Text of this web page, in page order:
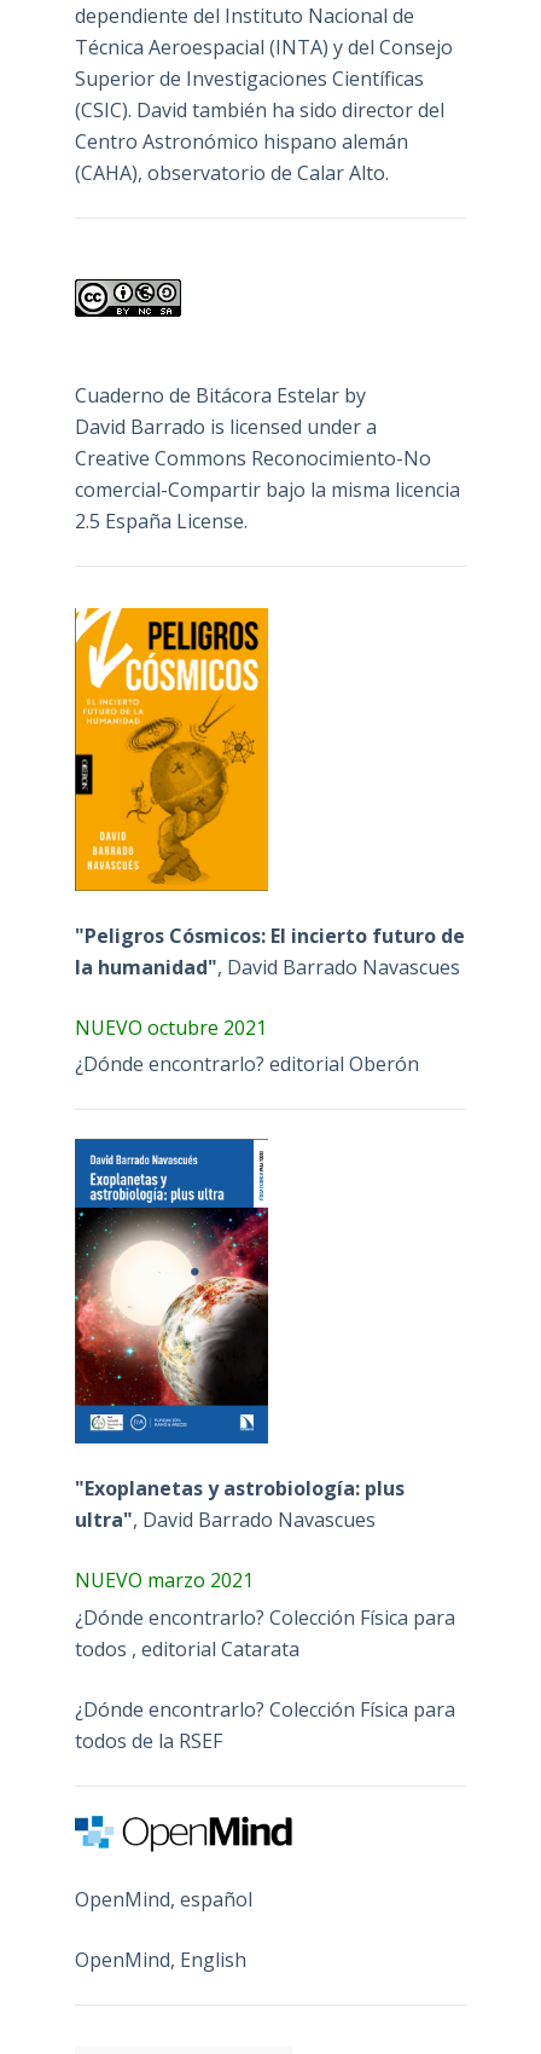
dependiente del Instituto Nacional de
Técnica Aeroespacial (INTA) y del Consejo
Superior de Investigaciones Científicas
(CSIC). David también ha sido director del
Centro Astronómico hispano alemán
(CAHA), observatorio de Calar Alto.
Cuaderno de Bitácora Estelarby
David Barrado is licensed under a
Creative Commons Reconocimiento-No
comercial-Compartir bajo la misma licencia
2.5 España License.
"Peligros Cósmicos: El incierto futuro de
la humanidad", David Barrado Navascues
NUEVO octubre 2021
¿Dónde encontrarlo? editorial Oberón
"Exoplanetas y astrobiología: plus
ultra", David Barrado Navascues
NUEVO marzo 2021
¿Dónde encontrarlo? Colección Física para
todos , editorial Catarata
¿Dónde encontrarlo? Colección Física para
todos de la RSEF
OpenMind, español
OpenMind, English